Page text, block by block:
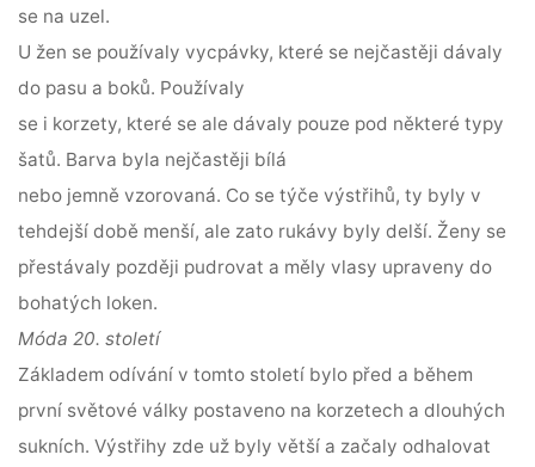
se na uzel.
U žen se používaly vycpávky, které se nejčastěji dávaly
do pasu a boků. Používaly
se i korzety, které se ale dávaly pouze pod některé typy
šatů. Barva byla nejčastěji bílá
nebo jemně vzorovaná. Co se týče výstřihů, ty byly v
tehdejší době menší, ale zato rukávy byly delší. Ženy se
přestávaly později pudrovat a měly vlasy upraveny do
bohatých loken.
Móda 20. století
Základem odívání v tomto století bylo před a během
první světové války postaveno na korzetech a dlouhých
sukních. Výstřihy zde už byly větší a začaly odhalovat